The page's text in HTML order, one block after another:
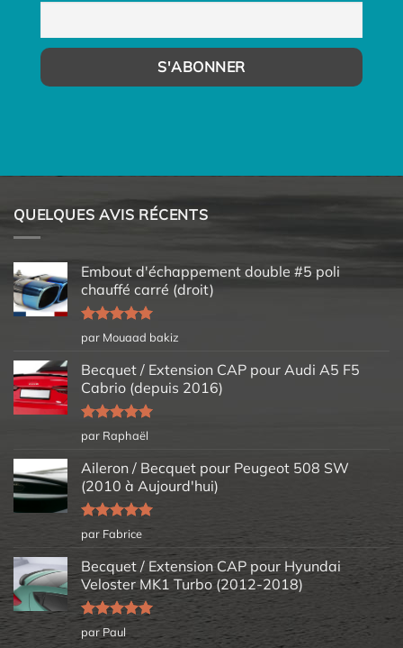
QUELQUES AVIS RÉCENTS
Embout d'échappement double #5 poli
chauffé carré (droit)
Note5sur
5
par Mouaad bakiz
Becquet / Extension CAP pour Audi A5 F5
Cabrio (depuis 2016)
Note5sur
5
par Raphaël
Aileron / Becquet pour Peugeot 508 SW
(2010 à Aujourd'hui)
Note5sur
5
par Fabrice
Becquet / Extension CAP pour Hyundai
Veloster MK1 Turbo (2012-2018)
Note5sur
5
par Paul